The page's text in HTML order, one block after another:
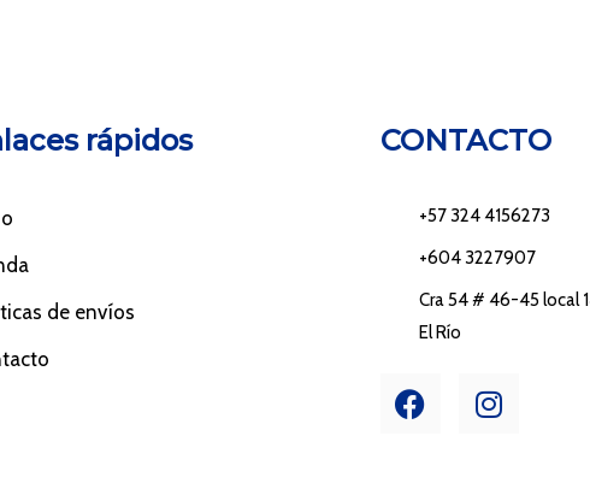
rápidos
de envíos
CONTACTO
+57 324 4156273
+604 3227907
Cra 54 # 46-45 local
El Río
F
a
I
n